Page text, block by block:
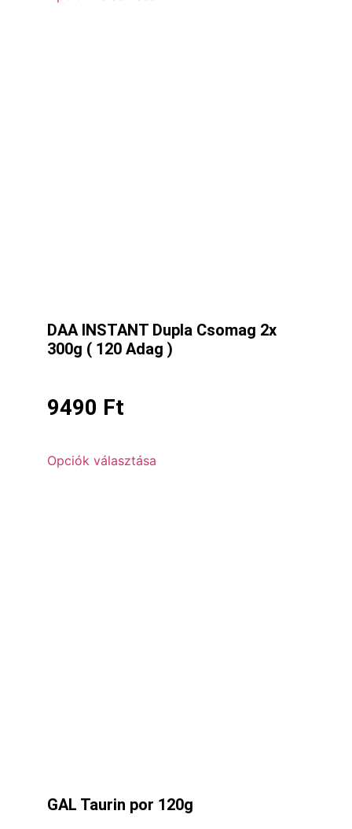
DAA INSTANT Dupla Csomag 2x
300g ( 120 Adag )
9490 Ft
Opciók választása
GAL Taurin por 120g